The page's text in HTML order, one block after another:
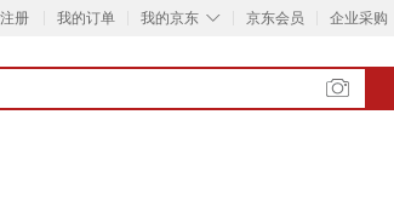
册 我的订单 ◇
我的京东 京东会员 企业采购